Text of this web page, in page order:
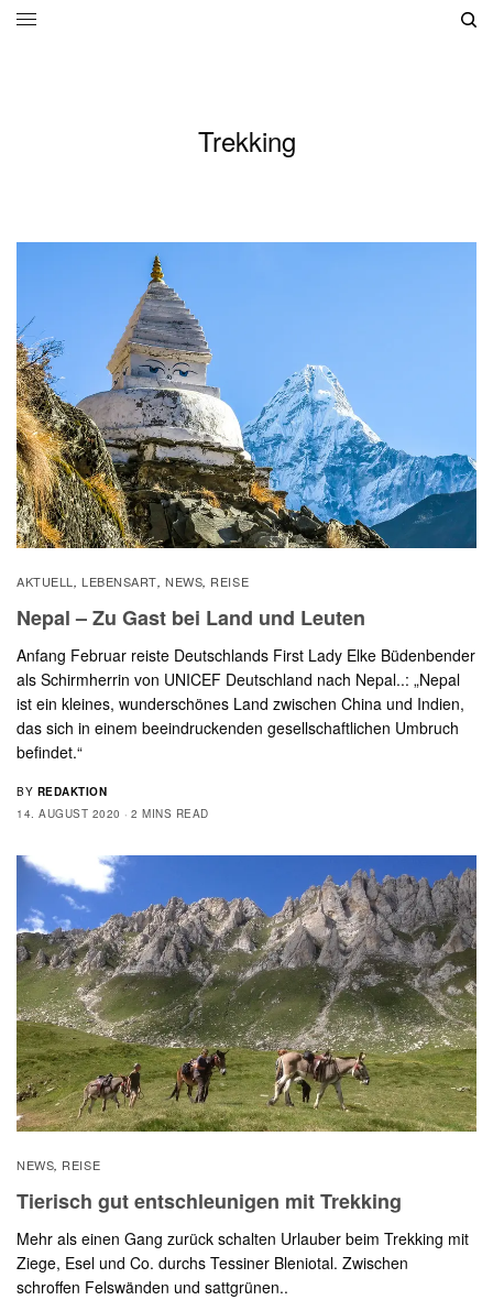
Trekking
AKTUELL, LEBENSART,NEWS, REISE
Nepal – Zu Gast bei Land und Leuten
Anfang Februar reiste Deutschlands First Lady Elke Büdenbender
als Schirmherrin von UNICEF Deutschland nach Nepal..: „Nepal
ist ein kleines, wunderschönes Land zwischen China und Indien,
das sich in einem beeindruckenden gesellschaftlichen Umbruch
befindet.“
BY REDAKTION
14. AUGUST 2020
2 MINS READ
NEWS, REISE
Tierisch gut entschleunigen mit Trekking
Mehr als einen Gang zurück schalten Urlauber beim Trekking mit
Ziege, Esel und Co. durchs Tessiner Bleniotal. Zwischen
schroffen Felswänden und sattgrünen..